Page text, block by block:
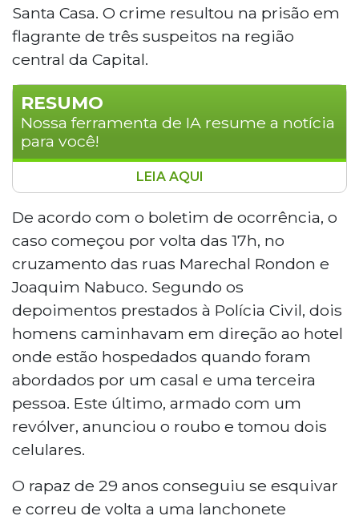
Santa Casa. O crime resultou na prisão em
flagrante de três suspeitos na região
central da Capital.
RESUMO
Nossa ferramenta de IA resume a notícia
para você!
Três funcionários de um banco estão
internados em estado grave na UTI da
Santa Casa de Campo Grande após
serem agredidos com paus e pedras por
um grupo de cerca de 20 pessoas
durante uma tentativa de recuperar
celulares roubados. O crime ocorreu no
domingo (31) no centro da capital. Três
suspeitos foram presos em flagrante com
parte dos aparelhos roubados.
LEIA AQUI
De acordo com o boletim de ocorrência, o
caso começou por volta das 17h, no
cruzamento das ruas Marechal Rondon e
Joaquim Nabuco. Segundo os
depoimentos prestados à Polícia Civil, dois
homens caminhavam em direção ao hotel
onde estão hospedados quando foram
abordados por um casal e uma terceira
pessoa. Este último, armado com um
revólver, anunciou o roubo e tomou dois
celulares.
O rapaz de 29 anos conseguiu se esquivar
e correu de volta a uma lanchonete